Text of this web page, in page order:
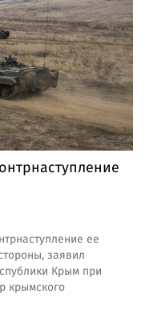
ее
заявил
Крым при
крымского